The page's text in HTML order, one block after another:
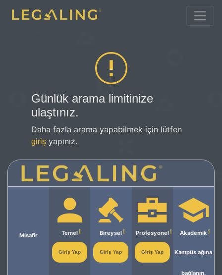
Günlük arama limitinize
ulaştınız.
Daha fazla arama yapabilmek için lütfen
giriş yapınız.
Misafir Temel
Giriş Yap
Bireysel
Giriş Yap
Profesyonel
Giriş Yap
Akademik
Kampüs ağına
bağlanın.